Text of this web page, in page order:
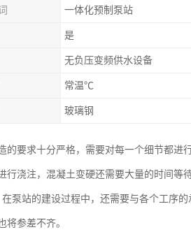
一体化预制泵站
是
无负压变频供水设备
常温℃
玻璃钢
要求十分严格，需要对每一个细节都进
浇注，混凝土变硬还需要大量的时间等
泵站的建设过程中，还需要与各个工序的
参差不齐。